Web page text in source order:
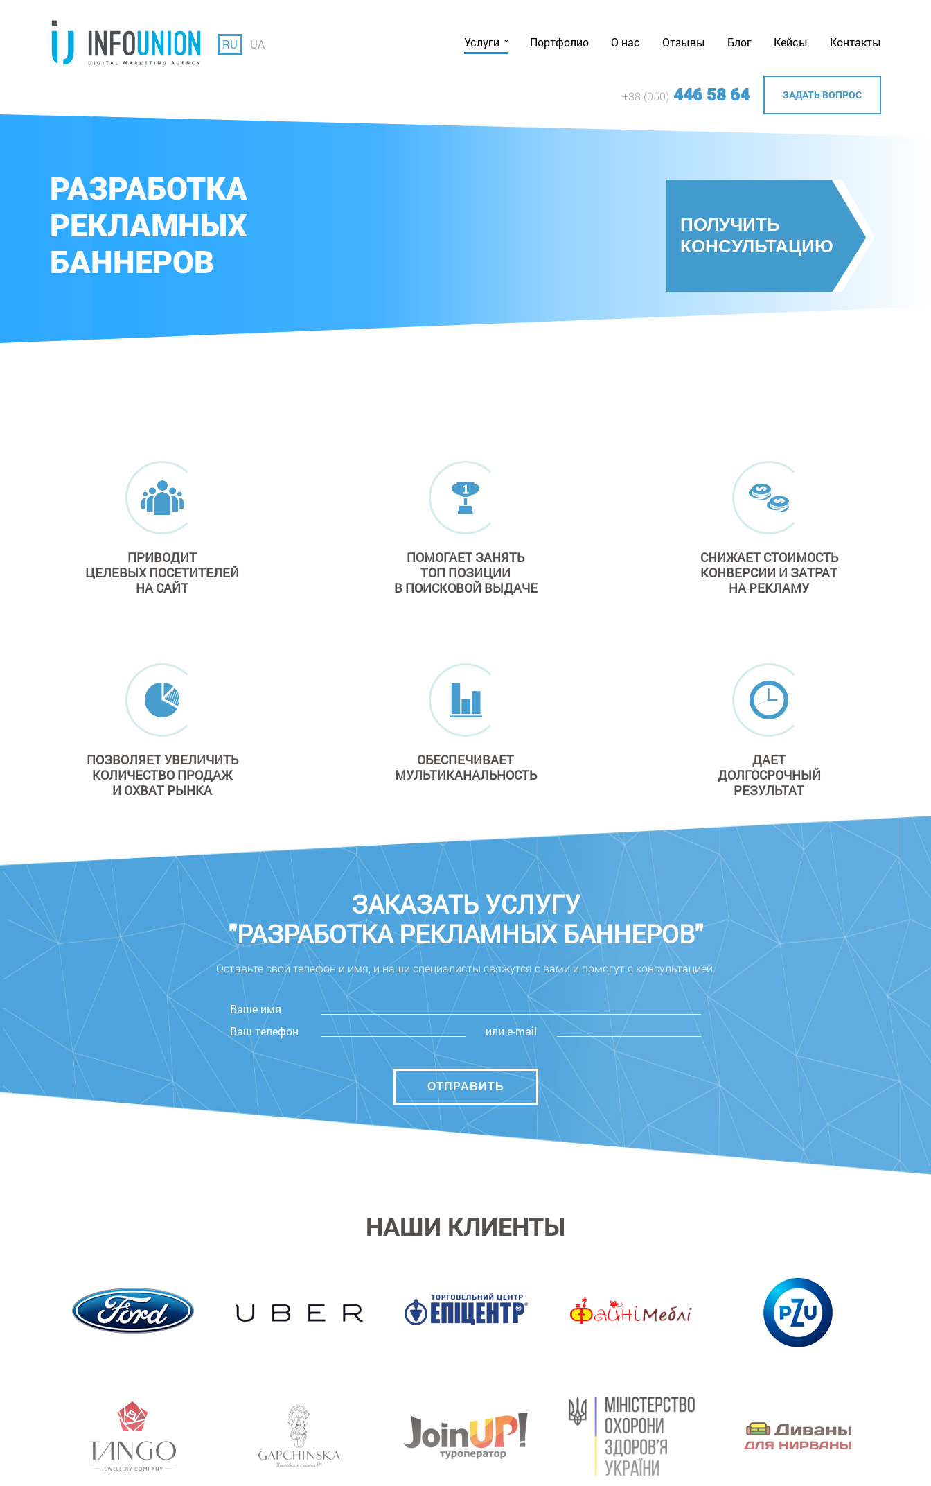
RU UA Услуги Портфолио О нас Отзывы Блог Кейсы Контакты
+38 (050) 446 58 64 ЗАДАТЬ ВОПРОС
РАЗРАБОТКА
РЕКЛАМНЫХ
БАННЕРОВ
ПОЛУЧИТЬ
КОНСУЛЬТАЦИЮ
ПРИВОДИТ
ЦЕЛЕВЫХ ПОСЕТИТЕЛЕЙ
НА САЙТ
ПОМОГАЕТ ЗАНЯТЬ
ТОП ПОЗИЦИИ
В ПОИСКОВОЙ ВЫДАЧЕ
СНИЖАЕТ СТОИМОСТЬ
КОНВЕРСИИ И ЗАТРАТ
НА РЕКЛАМУ
ПОЗВОЛЯЕТ УВЕЛИЧИТЬ
КОЛИЧЕСТВО ПРОДАЖ
И ОХВАТ РЫНКА
ОБЕСПЕЧИВАЕТ
МУЛЬТИКАНАЛЬНОСТЬ
ДАЕТ
ДОЛГОСРОЧНЫЙ
РЕЗУЛЬТАТ
ЗАКАЗАТЬ УСЛУГУ
"РАЗРАБОТКА РЕКЛАМНЫХ БАННЕРОВ"
Оставьте свой телефон и имя, и наши специалисты свяжутся с вами и помогут с консультацией.
Ваше имя
Ваш телефон
или e-mail
НАШИ КЛИЕНТЫ